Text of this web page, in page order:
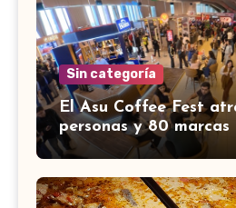
Sin categoría
El Asu Coffee Fest
personas y 80 marcas